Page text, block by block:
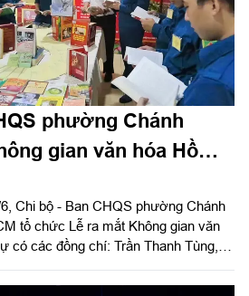
phường Chánh
gian văn hóa Hồ
Chi bộ - Ban CHQS phường Chánh
tổ chức Lễ ra mắt Không gian văn
có các đồng chí: Trần Thanh Tùng, Bí
Ban Thường vụ, Phó Chủ tịch UBND